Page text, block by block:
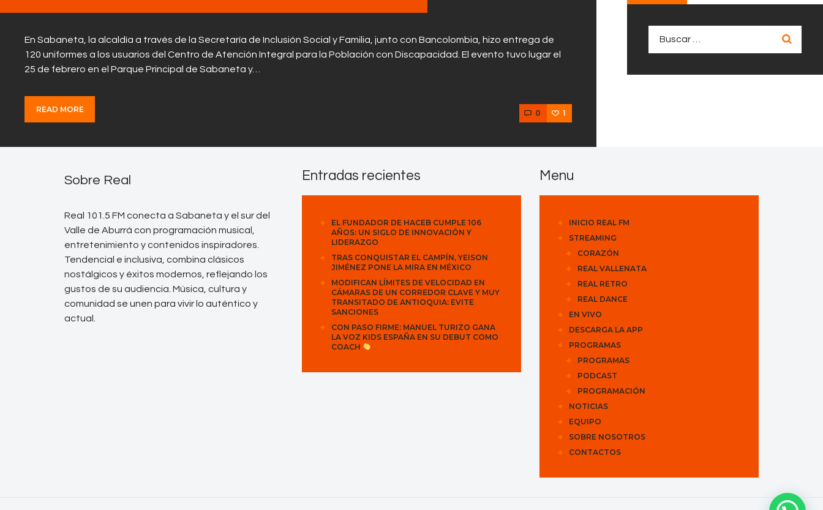
En Sabaneta, la alcaldía a través de la Secretaría de Inclusión Social y Familia, junto con Bancolombia, hizo entrega de
120 uniformes a los usuarios del Centro de Atención Integral para la Población con Discapacidad. El evento tuvo lugar el
25 de febrero en el Parque Principal de Sabaneta y…
READ MORE 0 1
Sobre Real
Real 101.5 FM conecta a Sabaneta y el sur del
Valle de Aburrá con programación musical,
entretenimiento y contenidos inspiradores.
Tendencial e inclusiva, combina clásicos
nostálgicos y éxitos modernos, reflejando los
gustos de su audiencia. Música, cultura y
comunidad se unen para vivir lo auténtico y
actual.
Entradas recientes
EL FUNDADOR DE HACEB CUMPLE 106
AÑOS: UN SIGLO DE INNOVACIÓN Y
LIDERAZGO
TRAS CONQUISTAR EL CAMPÍN, YEISON
JIMÉNEZ PONE LA MIRA EN MÉXICO
MODIFICAN LÍMITES DE VELOCIDAD EN
CÁMARAS DE UN CORREDOR CLAVE Y MUY
TRANSITADO DE ANTIOQUIA: EVITE
SANCIONES
CON PASO FIRME: MANUEL TURIZO GANA
LA VOZ KIDS ESPAÑA EN SU DEBUT COMO
COACH
Menu
INICIO REAL FM
STREAMING
CORAZÓN
REAL VALLENATA
REAL RETRO
REAL DANCE
EN VIVO
DESCARGA LA APP
PROGRAMAS
PROGRAMAS
PODCAST
PROGRAMACIÓN
NOTICIAS
EQUIPO
SOBRE NOSOTROS
CONTACTOS